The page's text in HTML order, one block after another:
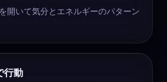
開いて気分とエネルギーのパターン
行動